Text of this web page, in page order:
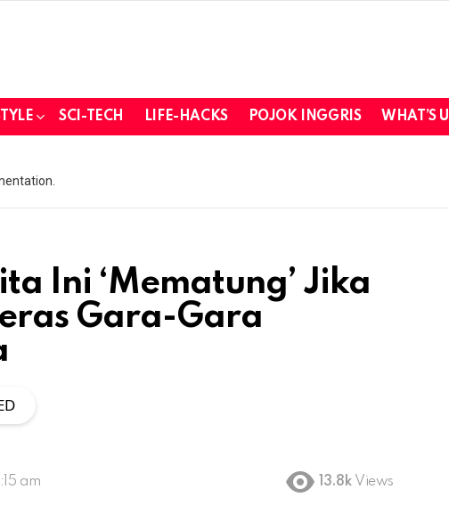
SCI-TECH LIFE-HACKS POJOK INGGRIS WHAT’S
Ini ‘Mematung’ Jika
Gara-Gara
am 13.8k Views